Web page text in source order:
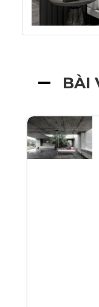
BÀI